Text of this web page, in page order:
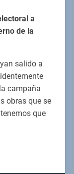
a
de la
salido a
campaña
obras que se
que